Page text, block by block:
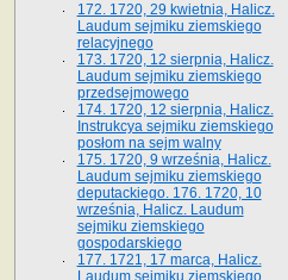
172. 1720, 29 kwietnia, Halicz.
Laudum sejmiku ziemskiego
relacyjnego
173. 1720, 12 sierpnia, Halicz.
Laudum sejmiku ziemskiego
przedsejmowego
174. 1720, 12 sierpnia, Halicz.
Instrukcya sejmiku ziemskiego
posłom na sejm walny
175. 1720, 9 września, Halicz.
Laudum sejmiku ziemskiego
deputackiego. 176. 1720, 10
września, Halicz. Laudum
sejmiku ziemskiego
gospodarskiego
177. 1721, 17 marca, Halicz.
Laudum sejmiku ziemskiego